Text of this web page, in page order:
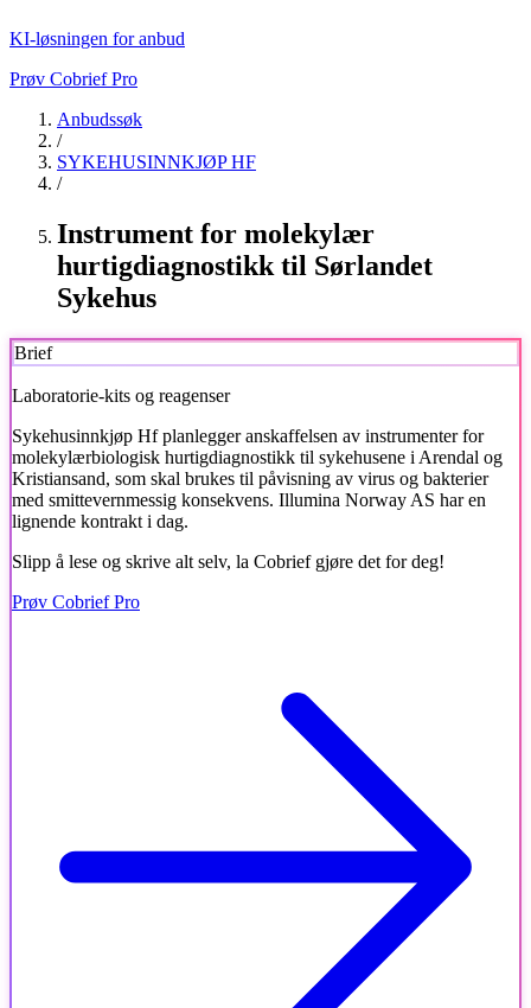
KI-løsningen for anbud
Prøv Cobrief Pro
Anbudssøk
/
SYKEHUSINNKJØP HF
/
Instrument for molekylær
hurtigdiagnostikk til Sørlandet
Sykehus
Brief
Laboratorie-kits og reagenser
Sykehusinnkjøp Hfplanlegger anskaffelsen av instrumenter for
molekylærbiologisk hurtigdiagnostikk til sykehusene i Arendal og
Kristiansand, som skal brukes til påvisning av virus og bakterier
med smittevernmessig konsekvens. Illumina Norway AS har en
lignende kontrakt i dag.
Slipp å lese og skrive alt selv, la Cobrief gjøre det for deg!
Prøv Cobrief Pro